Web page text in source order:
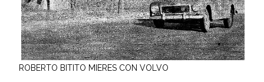
ROBERTO BITITO MIERES CON VOLVO